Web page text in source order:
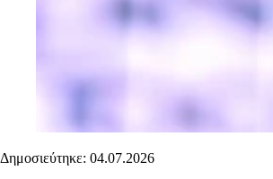
Δημοσιεύτηκε: 04.07.2026